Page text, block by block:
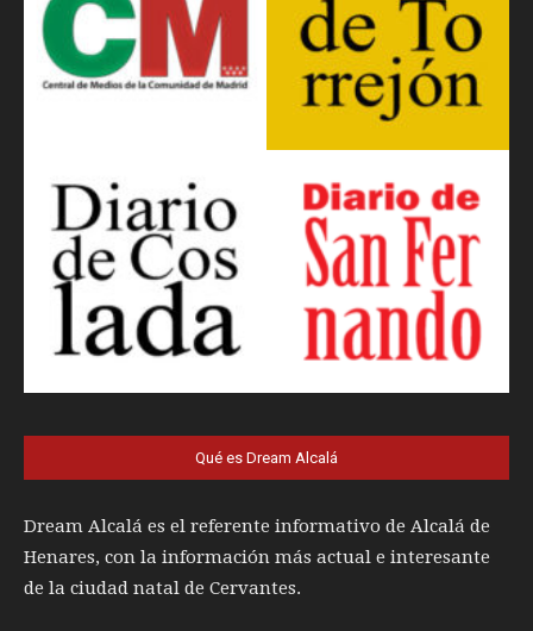
Qué es Dream Alcalá
Dream Alcalá es el referente informativo de Alcalá de
Henares, con la información más actual e interesante
de la ciudad natal de Cervantes.